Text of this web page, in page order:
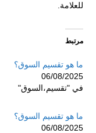
للعلامة.
مرتبط
ما هو تقسيم السوق؟
06/08/2025
في "تقسيم،السوق"
ما هو تقسيم السوق؟
06/08/2025